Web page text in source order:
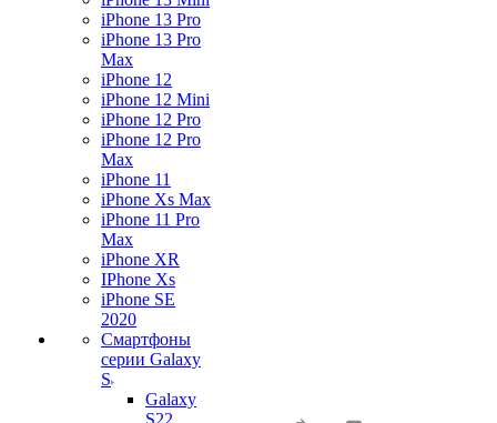
iPhone 13 Pro
iPhone 13 Pro
Max
iPhone 12
iPhone 12 Mini
iPhone 12 Pro
iPhone 12 Pro
Max
iPhone 11
iPhone Xs Max
iPhone 11 Pro
Max
iPhone XR
IPhone Xs
iPhone SE
2020
Смартфоны
серии Galaxy
S
Galaxy
S22